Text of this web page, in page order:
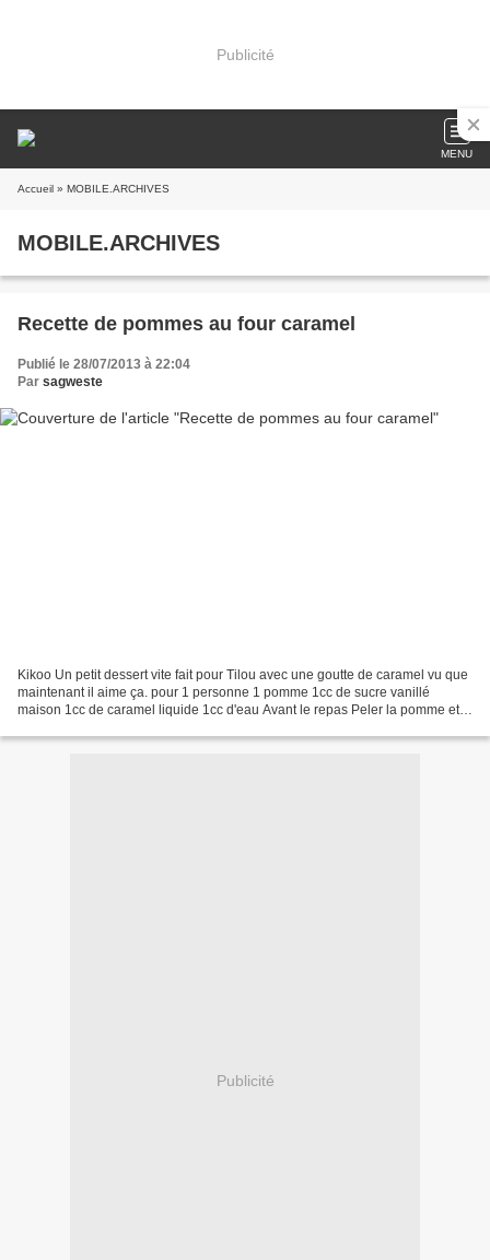
Publicité
MENU
Accueil » MOBILE.ARCHIVES
MOBILE.ARCHIVES
Recette de pommes au four caramel
Publié le 28/07/2013 à 22:04
Par sagweste
Kikoo Un petit dessert vite fait pour Tilou avec une goutte de caramel vu que
maintenant il aime ça. pour 1 personne 1 pomme 1cc de sucre vanillé
maison 1cc de caramel liquide 1cc d'eau Avant le repas Peler la pomme et
Publicité